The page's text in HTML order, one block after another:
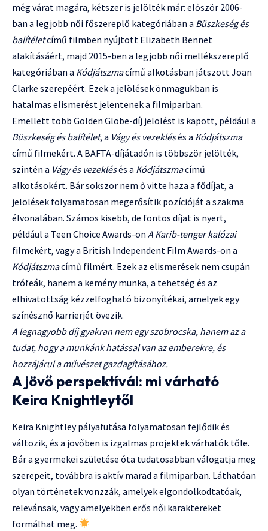
még várat magára, kétszer is jelölték már: először 2006-
ban a legjobb női főszereplő kategóriában a Büszkeség és
balítéletcímű filmben nyújtott Elizabeth Bennet
alakításáért, majd 2015-ben a legjobb női mellékszereplő
kategóriában a Kódjátszmacímű alkotásban játszott Joan
Clarke szerepéért. Ezek a jelölések önmagukban is
hatalmas elismerést jelentenek a filmiparban.
Emellett több Golden Globe-díj jelölést is kapott, például a
Büszkeség és balítélet, a Vágy és vezeklésés a Kódjátszma
című filmekért. A BAFTA-díjátadón is többször jelölték,
szintén a Vágy és vezeklésés a Kódjátszmacímű
alkotásokért. Bár sokszor nem ő vitte haza a fődíjat, a
jelölések folyamatosan megerősítik pozícióját a szakma
élvonalában. Számos kisebb, de fontos díjat is nyert,
például a Teen Choice Awards-on A Karib-tenger kalózai
filmekért, vagy a British Independent Film Awards-on a
Kódjátszmacímű filmért. Ezek az elismerések nem csupán
trófeák, hanem a kemény munka, a tehetség és az
elhivatottság kézzelfogható bizonyítékai, amelyek egy
színésznő karrierjét övezik.
A legnagyobb díj gyakran nem egy szobrocska, hanem az a
tudat, hogy a munkánk hatással van az emberekre, és
hozzájárul a művészet gazdagításához.
A jövő perspektívái: mi várható
Keira Knightleytől
Keira Knightley pályafutása folyamatosan fejlődik és
változik, és a jövőben is izgalmas projektek várhatók tőle.
Bár a gyermekei születése óta tudatosabban válogatja meg
szerepeit, továbbra is aktív marad a filmiparban. Láthatóan
olyan történetek vonzzák, amelyek elgondolkodtatóak,
relevánsak, vagy amelyekben erős női karaktereket
formálhat meg.